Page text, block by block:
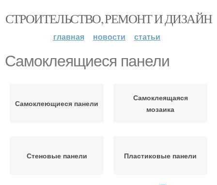
СТРОИТЕЛЬСТВО, РЕМОНТ И ДИЗАЙН
главная новости статьи
Самоклеящиеся панели
Самоклеющиеся панели
Самоклеящаяся
мозаика
Стеновые панели Пластиковые панели